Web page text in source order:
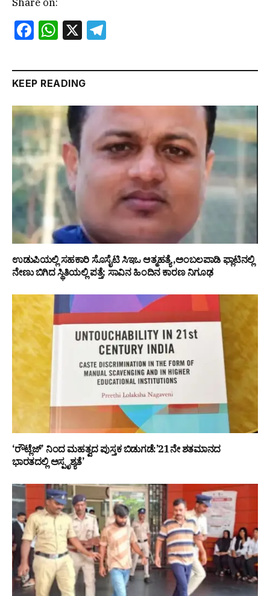
Facebook
WhatsApp
X
KEEP READING
ಉಡುಪಿಯಲ್ಲಿ ಸಹಕಾರಿ ಸೊಸೈಟಿ ಸಿಇಒ ಆತ್ಮಹತ್ಯೆ ,ಅಂಬಲಪಾಡಿ ಫ್ಲಾಟಿನಲ್ಲಿ
ನೇಣು ಬಿಗಿದ ಸ್ಥಿತಿಯಲ್ಲಿ ಪತ್ತೆ; ಸಾವಿನ ಹಿಂದಿನ ಕಾರಣ ನಿಗೂಢ
‘ರೌಟ್ಲೆಜ್’ ನಿಂದ ಮಹತ್ವದ ಪುಸ್ತಕ ಬಿಡುಗಡೆ:’21ನೇ ಶತಮಾನದ
ಭಾರತದಲ್ಲಿ ಅಸ್ಪೃಶ್ಯತೆ’